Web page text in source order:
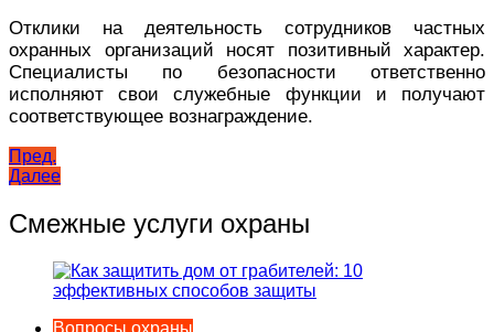
Отклики на деятельность сотрудников частных
охранных организаций носят позитивный характер.
Специалисты по безопасности ответственно
исполняют свои служебные функции и получают
соответствующее вознаграждение.
Навигация
по
записям
Пред.
Далее
Смежные услуги охраны